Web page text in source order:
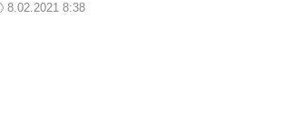
8.02.2021 8:38